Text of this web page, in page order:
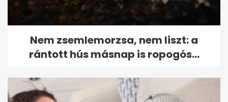
Nem zsemlemorzsa, nem liszt: a
rántott hús másnap is ropogós...